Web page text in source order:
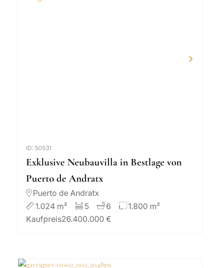
ID: 50531
Exklusive Neubauvilla in Bestlage von
Puerto de Andratx
Puerto de Andratx
1.024 m²
5 6
1.800 m²
Kaufpreis26.400.000 €